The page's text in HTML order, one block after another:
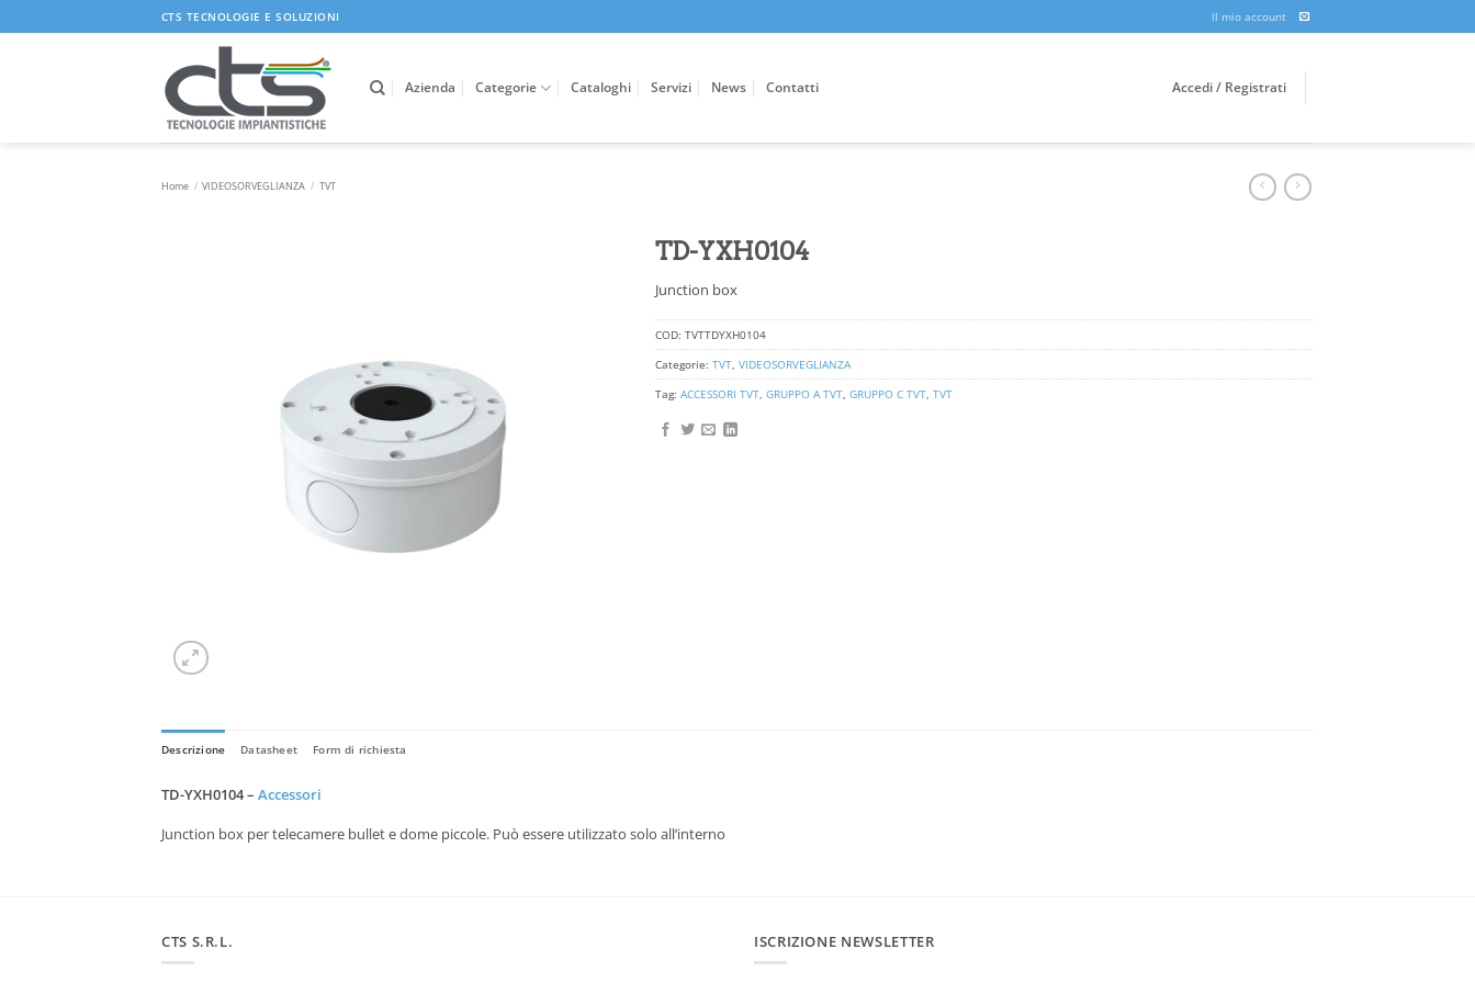
ai
CTS TECNOLOGIE E SOLUZIONI Il mio account
Azienda Categorie Cataloghi Servizi News Contatti Accedi / Registrati
Home / VIDEOSORVEGLIANZA / TVT
TD-YXH0104
Junction box
COD: TVTTDYXH0104
Categorie: TVT VIDEOSORVEGLIANZA
Tag: ACCESSORI TVT GRUPPO A TVT GRUPPO C TVT TVT
Descrizione Datasheet Form di richiesta
TD-YXH0104 – Accessori
Junction box per telecamere bullet e dome piccole. Può essere utilizzato solo all’interno
CTS S.R.L. ISCRIZIONE NEWSLETTER